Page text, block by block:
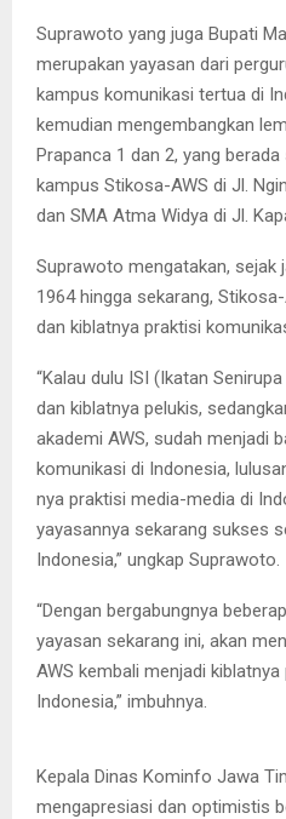
Suprawoto yang juga Bupati
merupakan yayasan dari
kampus komunikasi tertua di
kemudian mengembangkan
Prapanca 1 dan 2, yang
kampus Stikosa-AWS di Jl.
dan SMA Atma Widya di Jl.
Suprawoto mengatakan, sejak
1964 hingga sekarang,
dan kiblatnya praktisi
“Kalau dulu ISI (Ikatan
dan kiblatnya pelukis,
akademi AWS, sudah menjadi
komunikasi di Indonesia,
nya praktisi media-media di
yayasannya sekarang sukses
Indonesia,” ungkap Suprawoto.
“Dengan bergabungnya
yayasan sekarang ini, akan
AWS kembali menjadi
Indonesia,” imbuhnya.
Pengurus baru YPWJT periode
Dewan Penasihat YPWJT,
Kampus Stikosa-
Kepala Dinas Kominfo Jawa
mengapresiasi dan optimistis